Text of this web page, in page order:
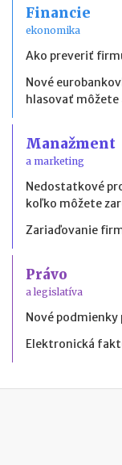
Financie
ekonomika
Ako preveriť
Nové
hlasovať môžete
Manažment
a marketing
Nedostatkové
koľko môžete
Zariaďovanie
Právo
a legislatíva
Nové podmienky
Elektronická